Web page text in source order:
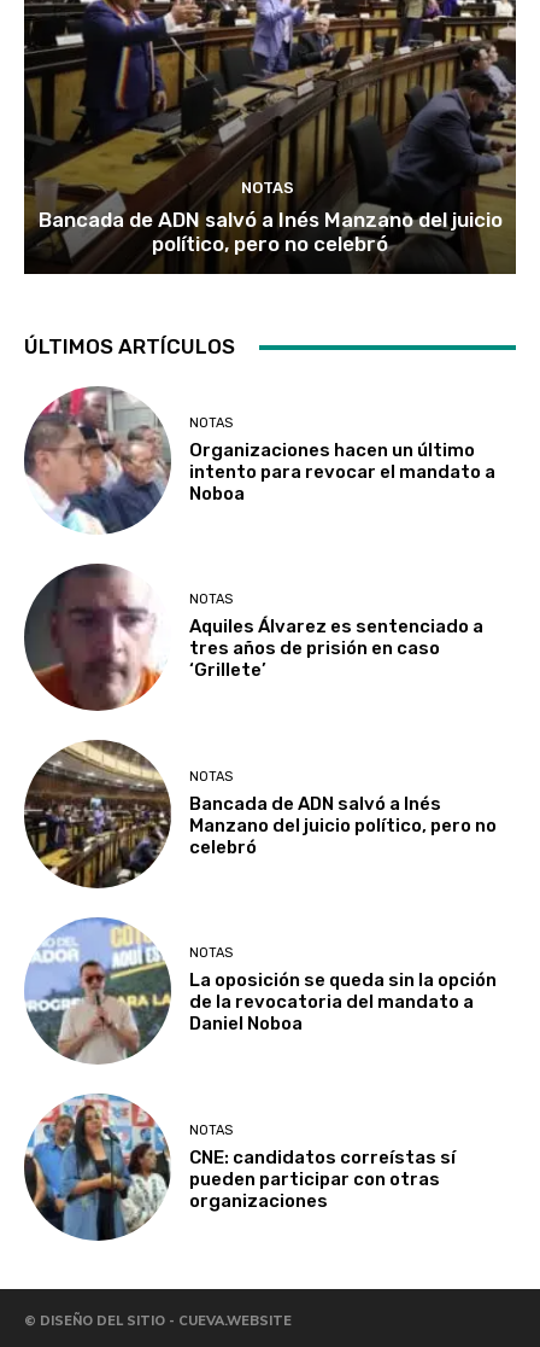
NOTAS
Bancada de ADN salvó a Inés Manzano del juicio
político, pero no celebró
ÚLTIMOS ARTÍCULOS
NOTAS
Organizaciones hacen un último
intento para revocar el mandato a
Noboa
NOTAS
Aquiles Álvarez es sentenciado a
tres años de prisión en caso
‘Grillete’
NOTAS
Bancada de ADN salvó a Inés
Manzano del juicio político, pero no
celebró
NOTAS
La oposición se queda sin la opción
de la revocatoria del mandato a
Daniel Noboa
NOTAS
CNE: candidatos correístas sí
pueden participar con otras
organizaciones
© DISEÑO DEL SITIO - CUEVA.WEBSITE